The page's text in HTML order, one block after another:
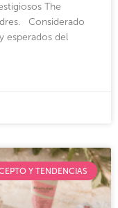
The
Considerado
esperados del
Y TENDENCIAS